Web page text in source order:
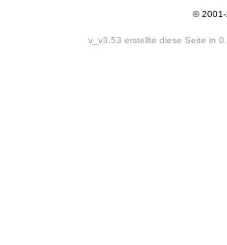
©
v_v3.53 erstellte diese Seite in